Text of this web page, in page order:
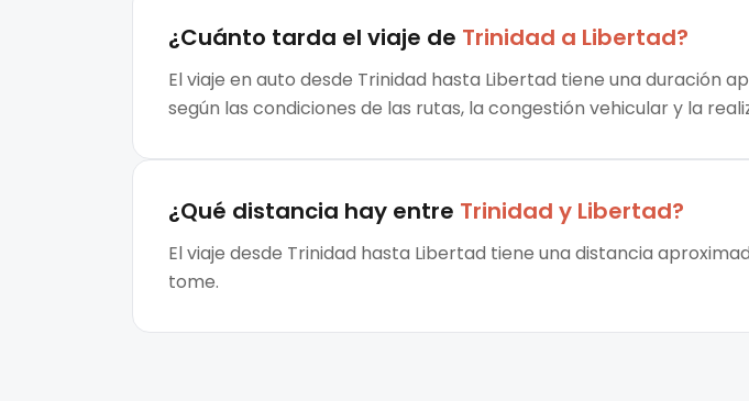
¿Cuánto tarda el viaje de Trinidad a Libertad?
El viaje en auto desde Trinidad hasta Libertad tiene una duración
según las condiciones de las rutas, la congestión vehicular y la
¿Qué distancia hay entre Trinidad y Libertad?
El viaje desde Trinidad hasta Libertad tiene una distancia
tome.